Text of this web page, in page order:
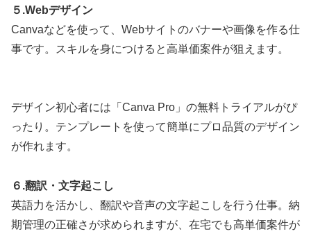
５.Webデザイン
Canvaなどを使って、Webサイトのバナーや画像を作る仕
事です。スキルを身につけると高単価案件が狙えます。
デザイン初心者には「Canva Pro」の無料トライアルがぴ
ったり。テンプレートを使って簡単にプロ品質のデザイン
が作れます。
６.翻訳・文字起こし
英語力を活かし、翻訳や音声の文字起こしを行う仕事。納
期管理の正確さが求められますが、在宅でも高単価案件が